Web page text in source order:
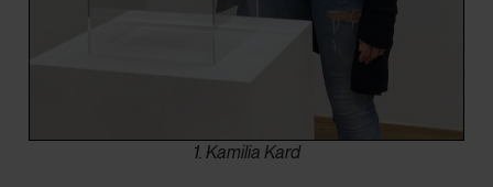
1. Kamilia Kard